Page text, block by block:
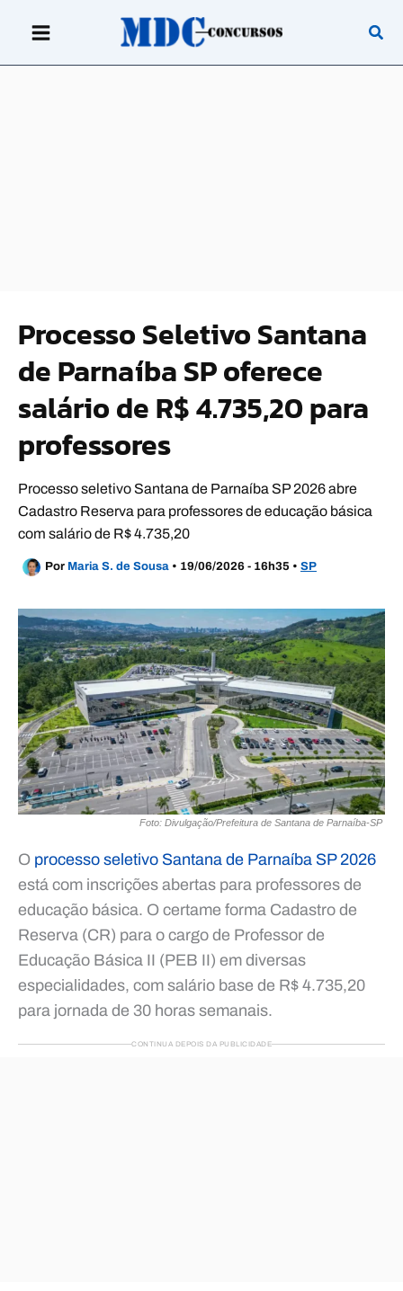
Processo Seletivo Santana
de Parnaíba SP oferece
salário de R$ 4.735,20 para
professores
Processo seletivo Santana de Parnaíba SP 2026 abre
Cadastro Reserva para professores de educação básica
com salário de R$ 4.735,20
Por Maria S. de Sousa • 19/06/2026 - 16h35 • SP
Foto: Divulgação/Prefeitura de Santana de Parnaíba-SP
O processo seletivo Santana de Parnaíba SP 2026
está com inscrições abertas para professores de
educação básica. O certame forma Cadastro de
Reserva (CR) para o cargo de Professor de
Educação Básica II (PEB II) em diversas
especialidades, com salário base de R$ 4.735,20
para jornada de 30 horas semanais.
CONTINUA DEPOIS DA PUBLICIDADE